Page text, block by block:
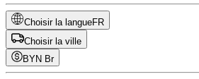
Choisir la langueFR
Choisir la ville
BYN Br